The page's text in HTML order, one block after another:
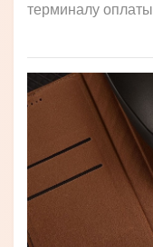
терминалу оплаты